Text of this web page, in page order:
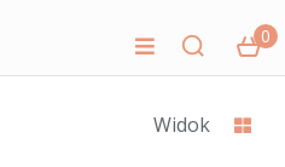
0
Widok